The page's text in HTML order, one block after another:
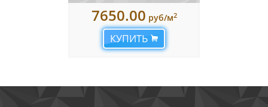
7650.00 руб/м2
КУПИТЬ